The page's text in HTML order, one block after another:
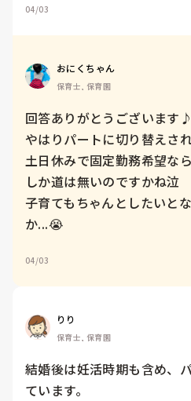
04/03
おにくちゃん
保育士, 保育園
回答ありがとうございます♪
やはりパートに切り替えさ
土日休みで固定勤務希望な
しか道は無いのですかね泣
子育てもちゃんとしたいと
か...😭
04/03
りり
保育士, 保育園
結婚後は妊活時期も含め、
ています。